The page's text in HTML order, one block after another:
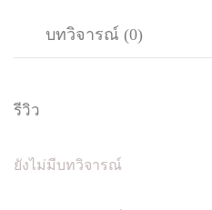
ชิ้
บทวิจารณ์ (0)
รีวิว
ยังไม่มีบทวิจารณ์